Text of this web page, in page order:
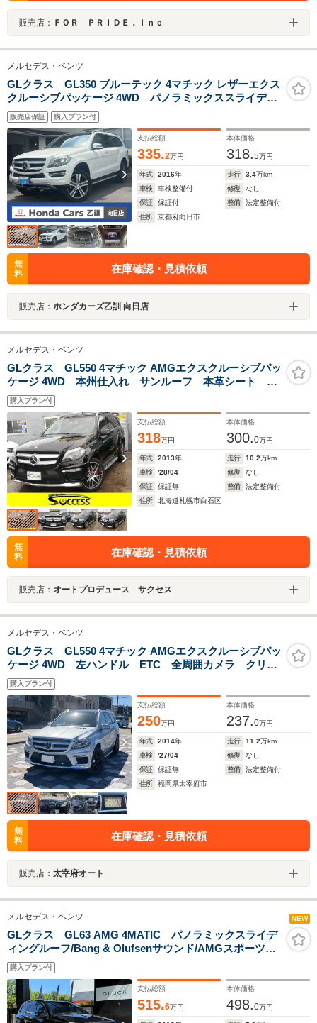
販売店： ＦＯＲ ＰＲＩＤＥ．ｉｎｃ
メルセデス・ベンツ
GLクラス GL350 ブルーテック 4マチック レザーエクス
クルーシブパッケージ 4WD パノラミックススライディ
ングルーフ レーダーセーフティPKG 純正ナビ TV マルチ
カメラ ETC HID ACC 前&後席シートヒータ ルーフレー
ル 電動レザーシート 電動テールゲート 純正20AW
販売店保証 購入プラン付
支払総額
335.2万円
本体価格
318.5万円
年式 2016年 走行 3.4万km
車検
車検整備付 修復
なし
保証
保証付 整備
法定整備付
住所
京都府向日市
無
料
在庫確認・見積依頼
販売店： ホンダカーズ乙訓 向日店
メルセデス・ベンツ
GLクラス GL550 4マチック AMGエクスクルーシブパッ
ケージ 4WD 本州仕入れ サンルーフ 本革シート 純
正ナビ バックカメラ 全方位カメラ 電動リアゲー
ト 純正アルミ クルーズコントロール 電動シート
シートヒーター
購入プラン付
支払総額
318万円
本体価格
300.0万円
年式 2013年 走行 10.2万km
車検
'28/04 修復
なし
保証
保証無 整備
法定整備付
住所
北海道札幌市白石区
無
料
在庫確認・見積依頼
販売店： オートプロデュース サクセス
メルセデス・ベンツ
GLクラス GL550 4マチック AMGエクスクルーシブパッ
ケージ 4WD 左ハンドル ETC 全周囲カメラ クリア
ランスソナー オートクルーズコントロール レーンア
シスト パワーシート サンルーフ ナビ TV オート
ライト HID 電動リアゲート アルミホイール
購入プラン付
支払総額
250万円
本体価格
237.0万円
年式 2014年 走行 11.2万km
車検
'27/04 修復
なし
保証
保証無 整備
法定整備付
住所
福岡県太宰府市
無
料
在庫確認・見積依頼
販売店： 太宰府オート
メルセデス・ベンツ NEW
GLクラス GL63 AMG 4MATIC パノラミックスライデ
ィングルーフ/Bang & Olufsenサウンド/AMGスポーツエ
グゾースト/21インチAMGホイール/AMG RIDE
CONTROL/専用レザーインテリア
購入プラン付
支払総額
515.6万円
本体価格
498.0万円